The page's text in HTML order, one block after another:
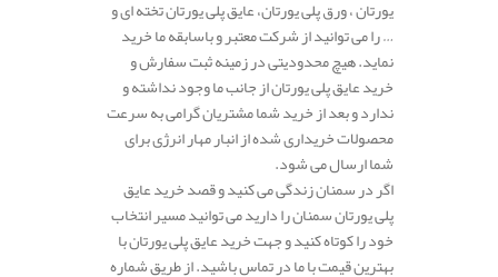
یورتان ، ورق پلی یورتان، عایق پلی یورتان تخته ای و
… را می توانید از شرکت معتبر و باسابقه ما خرید
نماید. هیچ محدودیتی در زمینه ثبت سفارش و
خرید عایق پلی یورتان از جانب ما وجود نداشته و
ندارد و بعد از خرید شما مشتریان گرامی به سرعت
محصولات خریداری شده از انبار مهار انرژی برای
شما ارسال می شود.
اگر در سمنان زندگی می کنید و قصد خرید عایق
پلی یورتان سمنان را دارید می توانید مسیر انتخاب
خود را کوتاه کنید و جهت خرید عایق پلی یورتان با
بهترین قیمت با ما در تماس باشید. از طریق شماره